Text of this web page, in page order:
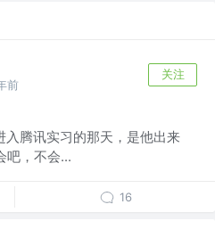
前
关注
腾讯实习的那天，是他出来
吧，不会...
16